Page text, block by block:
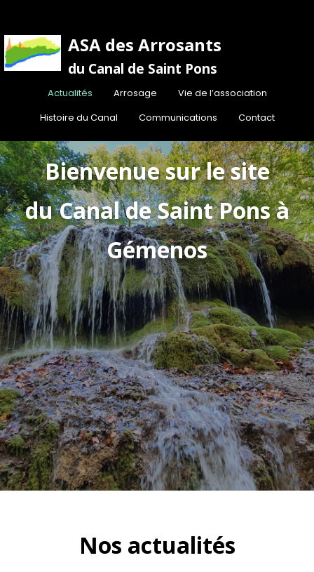
ASA des Arrosants
du Canal de Saint Pons
Actualités Arrosage
Vie de l’association
Histoire du Canal
Communications Contact
Bienvenue sur le site
du Canal de Saint Pons à
Gémenos
Nos actualités